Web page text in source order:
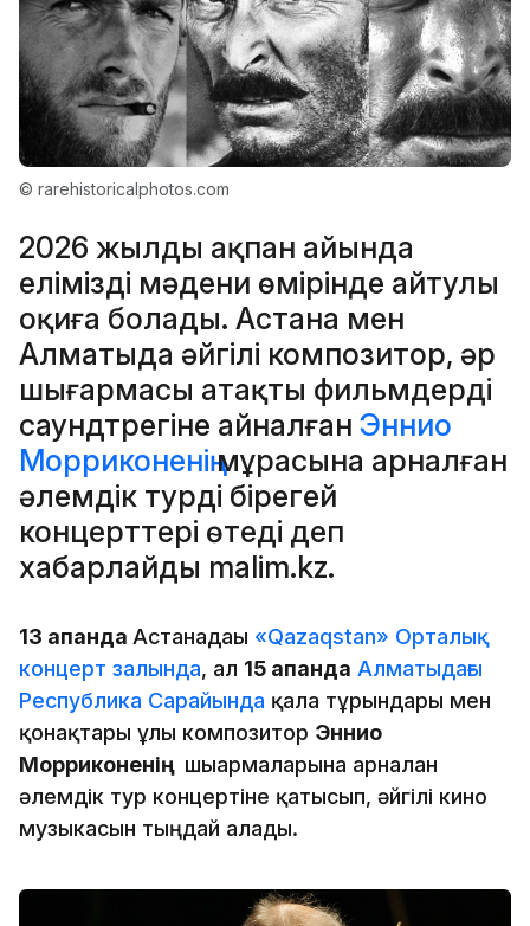
© rarehistoricalphotos.com
2026 жылдың ақпан айында
еліміздің мәдени өмірінде айтулы
оқиға болады. Астана мен
Алматыда әйгілі композитор, әр
шығармасы атақты фильмдердің
саундтрегіне айналған Эннио
Морриконеніңмұрасына арналған
әлемдік турдің бірегей
концерттері өтеді деп
хабарлайды malim.kz.
13 ақпанда Астанадағы «Qazaqstan» Орталық
концерт залында, ал 15 ақпанда Алматыдағы
Республика Сарайында қала тұрғындары мен
қонақтары ұлы композитор Эннио
Морриконенің шығармаларына арналған
әлемдік тур концертіне қатысып, әйгілі кино
музыкасын тыңдай алады.